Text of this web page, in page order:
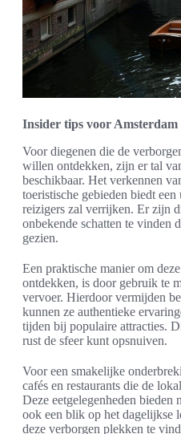
Insider tips voor Amsterdam
Voor diegenen die de
willen ontdekken, zijn er tal
beschikbaar. Het verkennen
toeristische gebieden biedt een
reizigers zal verrijken. Er zijn
onbekende schatten te vinden
gezien.
Een praktische manier om
ontdekken, is door gebruik te
vervoer. Hierdoor vermijden
kunnen ze authentieke
tijden bij populaire attracties.
rust de sfeer kunt opsnuiven.
Voor een smakelijke
cafés en restaurants die de
Deze eetgelegenheden bieden
ook een blik op het dagelijkse
deze verborgen plekken te